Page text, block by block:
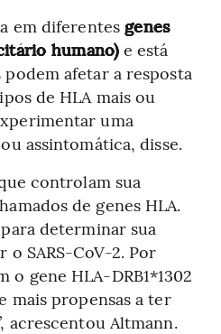
em diferentes genes
humano)e está
afetar a resposta
de HLA mais ou
uma
assintomática, disse.
controlam sua
de genes HLA.
determinar sua
SARS-CoV-2. Por
o gene HLA-DRB1*1302
mais propensas a ter
acrescentou Altmann.